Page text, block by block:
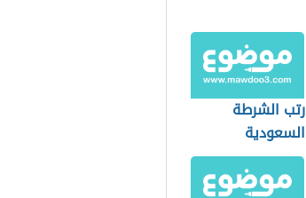
رتب الشرطة
السعودية